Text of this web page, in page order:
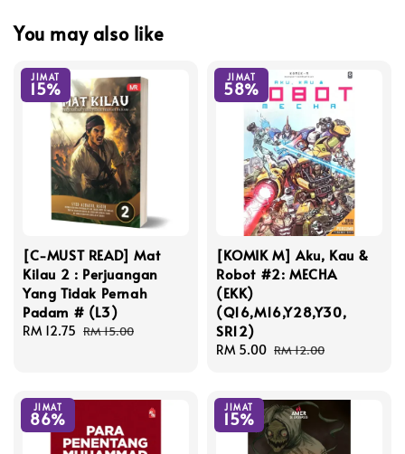
You may also like
JIMAT
15%
[C-MUST READ] Mat
Kilau 2 : Perjuangan
Yang Tidak Pernah
Padam # (L3)
Sale
RM 12.75 Regular
RM 15.00
JIMAT
58%
[KOMIK M] Aku, Kau &
Robot #2: MECHA
(EKK)
(Q16,M16,Y28,Y30,
SR12)
Sale
RM 5.00 Regular
RM 12.00
JIMAT
86%
JIMAT
15%